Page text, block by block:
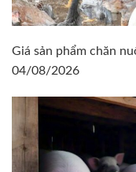
Giá sản phẩm chăn
04/08/2026